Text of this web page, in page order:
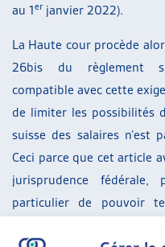
au 1erjanvier 2022).
La Haute cour procède
26bis du règlement
compatible avec cette
de limiter les possibilités
suisse des salaires n’est
Ceci parce que cet article
jurisprudence
particulier de pouvoir